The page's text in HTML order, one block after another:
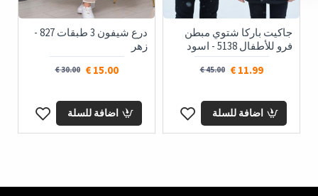
جاكيت باركا شتوي مبطن
فرو للأطفال 5138 - اسود
11.99 €
45.00 €
اضافة للسلة
درع شيفون 3 طبقات 827 -
زهر
15.00 €
30.00 €
اضافة للسلة